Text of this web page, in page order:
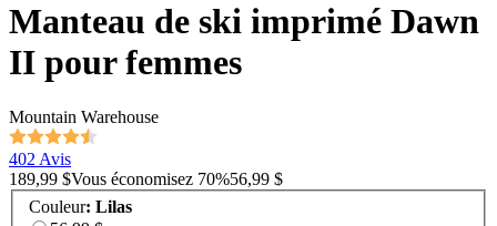
Manteau de ski imprimé Dawn
II pour femmes
Mountain Warehouse
402 Avis
189,99 $Vous économisez 70%56,99 $
Couleur: Lilas